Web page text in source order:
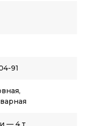
91
— 4 т